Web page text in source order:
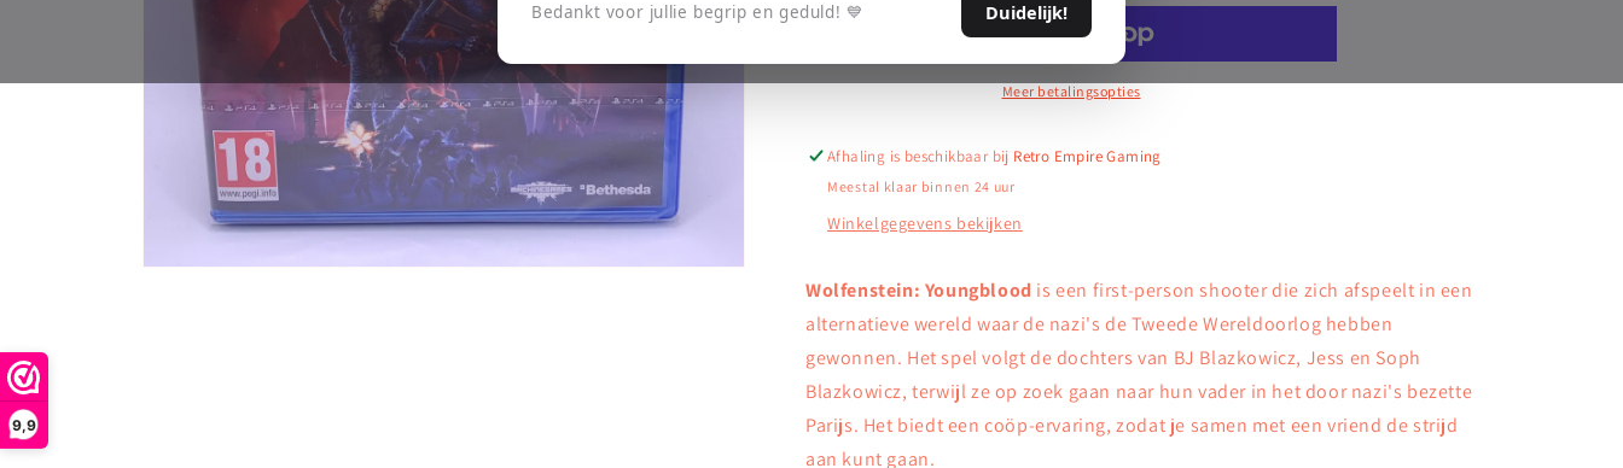
9,9
-
Edition
4
Deluxe
Edition
(SEALED)
4
Meer betalingsopties
Afhaling is beschikbaar bij Retro Empire Gaming
Meestal klaar binnen 24 uur
Winkelgegevens bekijken
Wolfenstein: Youngblood is een first-person shooter die zich afspeelt in een
alternatieve wereld waar de nazi's de Tweede Wereldoorlog hebben
gewonnen. Het spel volgt de dochters van BJ Blazkowicz, Jess en Soph
Blazkowicz, terwijl ze op zoek gaan naar hun vader in het door nazi's bezette
Parijs. Het biedt een coöp-ervaring, zodat je samen met een vriend de strijd
aan kunt gaan.
Bedankt voor jullie begrip en geduld! 💙 Duidelijk!